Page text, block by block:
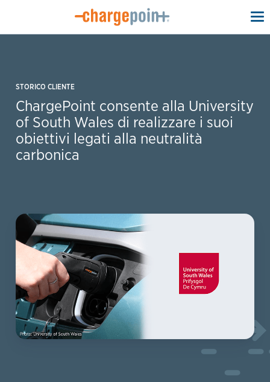
STORICO CLIENTE
ChargePoint consente alla University
of South Wales di realizzare i suoi
obiettivi legati alla neutralità
carbonica